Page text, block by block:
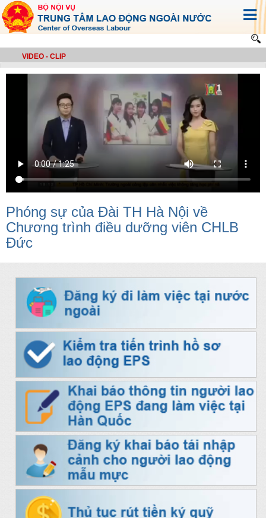
VIDEO - CLIP
Phóng sự của Đài TH Hà Nội về
Chương trình điều dưỡng viên CHLB
Đức